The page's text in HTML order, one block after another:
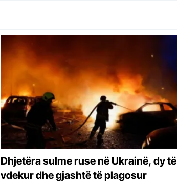
Dhjetëra sulme ruse në Ukrainë, dy të
vdekur dhe gjashtë të plagosur